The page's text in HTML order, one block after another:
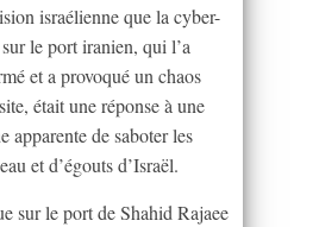
israélienne que la cyber-
le port iranien, qui l’a
et a provoqué un chaos
était une réponse à une
apparente de saboter les
et d’égouts d’Israël.
sur le port de Shahid Rajaee